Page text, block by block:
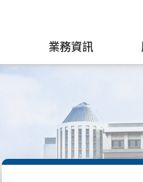
業務資訊